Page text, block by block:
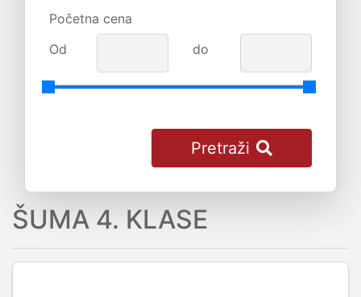
Početna cena
Od
do
Pretraži
ŠUMA 4. KLASE